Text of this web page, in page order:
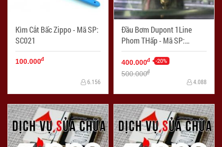
Kìm Cắt Bấc Zippo - Mã SP:
SC021
100.000đ
6.156
Đầu Bơm Dupont 1Line
Phom THấp - Mã SP:
DKDP0002
400.000đ -20%
500.000đ
4.088